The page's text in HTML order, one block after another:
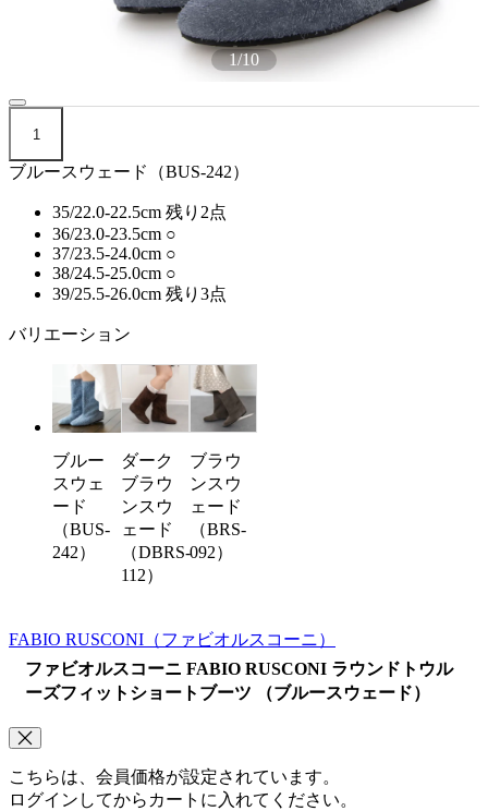
1/10
1
ブルースウェード（BUS-242）
35/22.0-22.5cm 残り2点
36/23.0-23.5cm ○
37/23.5-24.0cm ○
38/24.5-25.0cm ○
39/25.5-26.0cm 残り3点
バリエーション
ブルー
スウェ
ード
（BUS-
242）
ダーク
ブラウ
ンスウ
ェード
（DBRS-
112）
ブラウ
ンスウ
ェード
（BRS-
092）
FABIO RUSCONI （ファビオルスコーニ）
ファビオルスコーニ FABIO RUSCONI ラウンドトウル
ーズフィットショートブーツ （ブルースウェード）
こちらは、会員価格が設定されています。
ログインしてからカートに入れてください。